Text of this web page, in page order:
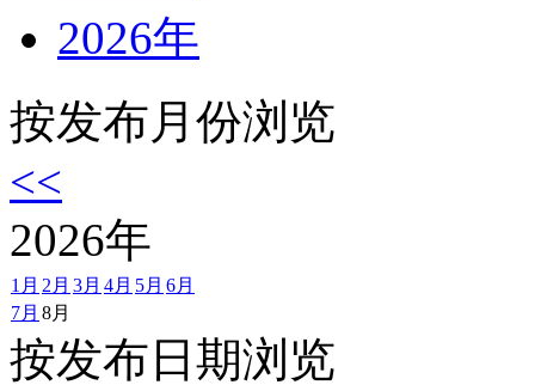
2026年
按发布月份浏览
<<
2026年
1月 2月 3月 4月 5月 6月
7月 8月
按发布日期浏览